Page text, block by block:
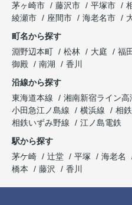
茅ヶ崎市
藤沢市 平塚市
綾瀬市
座間市 海老名市
町名から探す
淵野辺本町
松林 大庭 福田
御殿
南湖
香川
沿線から探す
東海道本線
湘南新宿ライン高
小田急江ノ島線
横浜線 相
相鉄いずみ野線
江ノ島電鉄
駅から探す
茅ケ崎
辻堂 平塚 海老名
橋本
藤沢 香川